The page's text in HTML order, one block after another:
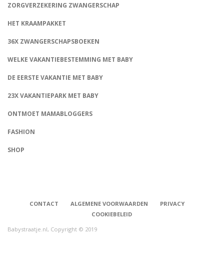
ZORGVERZEKERING ZWANGERSCHAP
HET KRAAMPAKKET
36X ZWANGERSCHAPSBOEKEN
WELKE VAKANTIEBESTEMMING MET BABY
DE EERSTE VAKANTIE MET BABY
23X VAKANTIEPARK MET BABY
ONTMOET MAMABLOGGERS
FASHION
SHOP
CONTACT ALGEMENE VOORWAARDEN
PRIVACY
COOKIEBELEID
Babystraatje.nl, Copyright © 2019